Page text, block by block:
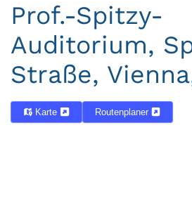
Prof.-Spitzy-
Auditorium,
Straße,
Karte Routenplaner